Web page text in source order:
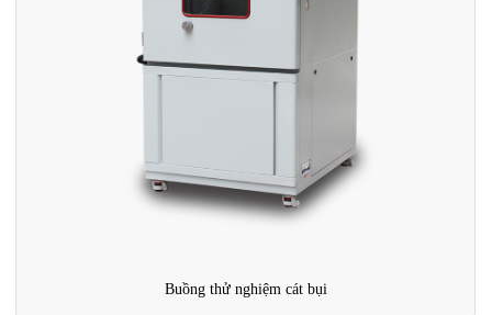
Buồng thử nghiệm mưa theo tiêu chuẩn quân sự